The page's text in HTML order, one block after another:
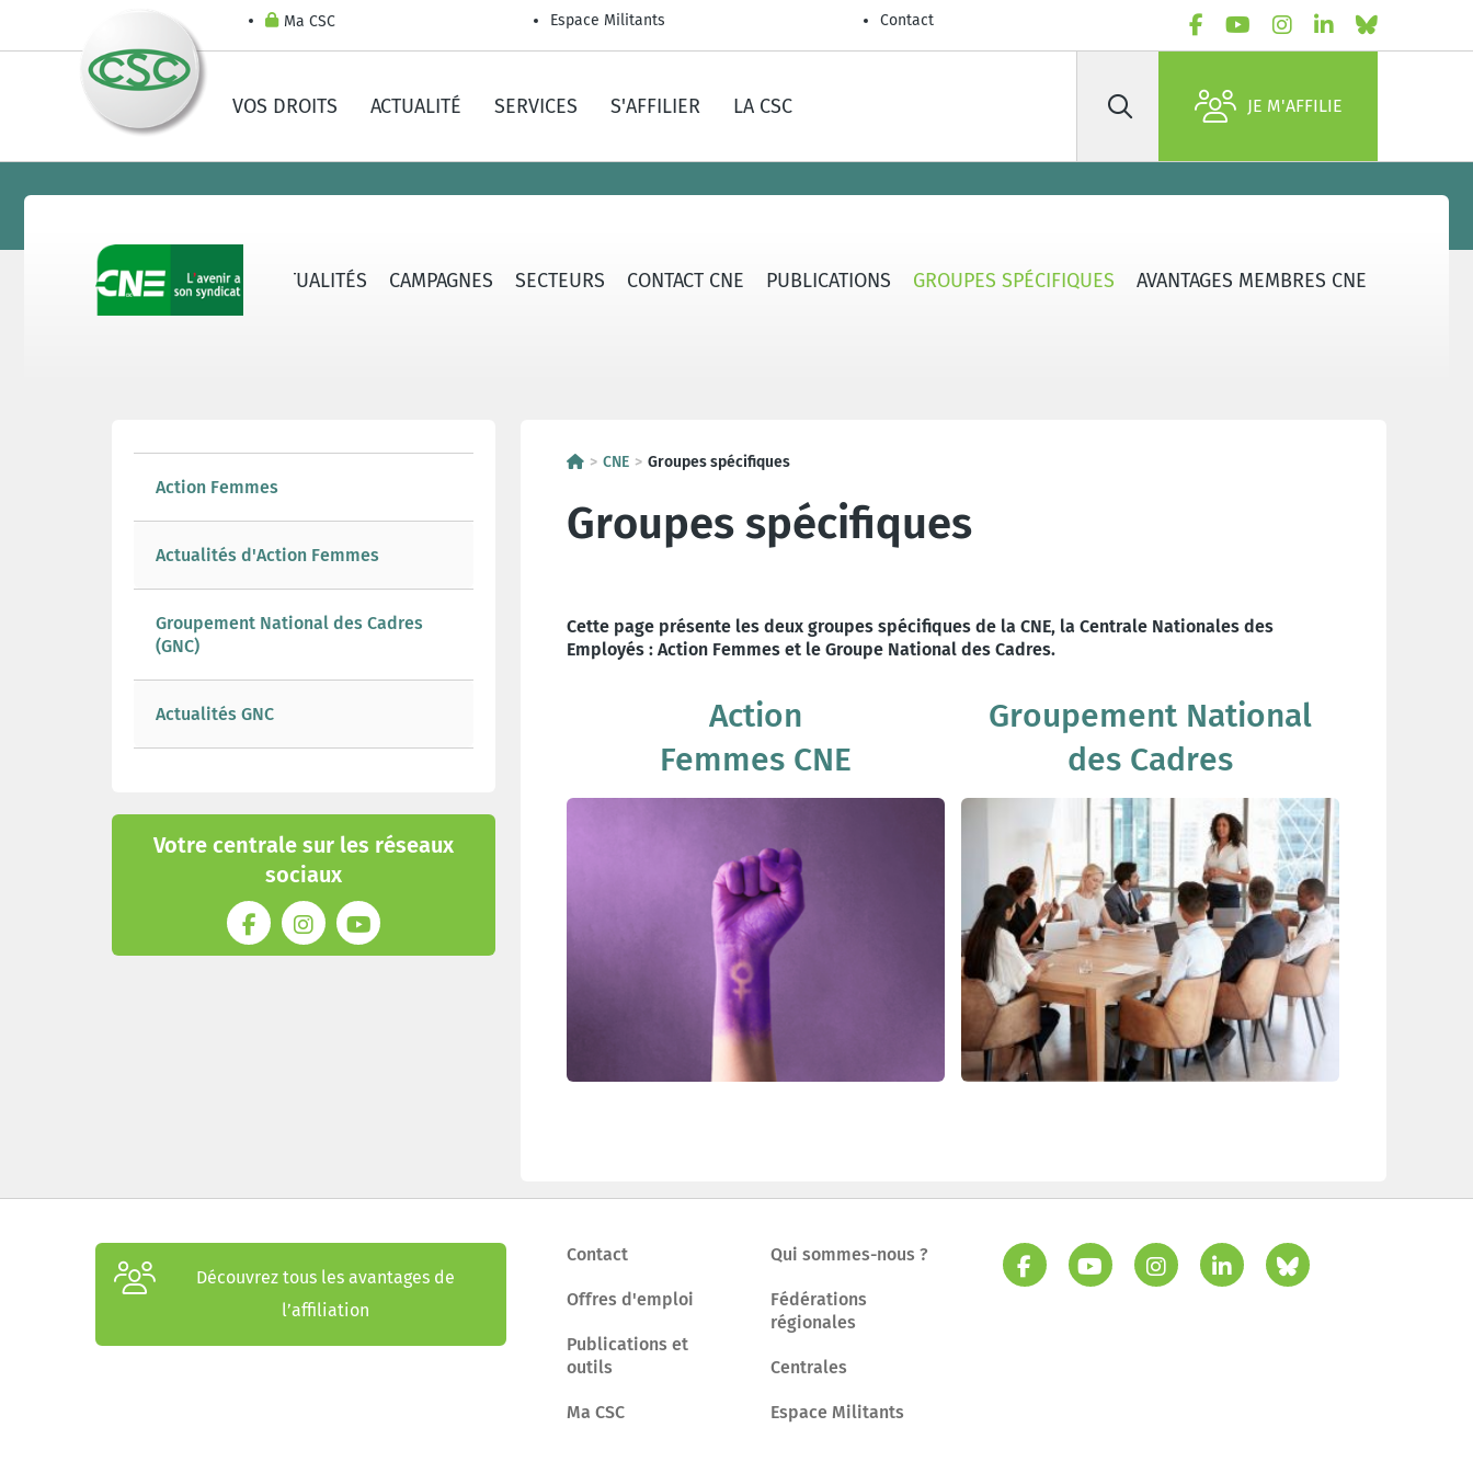
Ma CSC Espace Militants Contact
VOS DROITS ACTUALITÉ SERVICES S'AFFILIER LA CSC Rechercher JE M'AFFILIE
CNE - QUI SOMMES-NOUS ? ACTUALITÉS CAMPAGNES SECTEURS CONTACT CNE PUBLICATIONS GROUPES SPÉCIFIQUES AVANTAGES MEMBRES CNE
Action Femmes
Actualités d'Action Femmes
Groupement National des Cadres
(GNC)
Actualités GNC
Votre centrale sur les réseaux
sociaux
CNE Groupes spécifiques
Groupes spécifiques
Cette page présente les deux groupes spécifiques de la CNE, la Centrale Nationales des
Employés : Action Femmes et le Groupe National des Cadres.
Action
Femmes CNE
Groupement National
des Cadres
Découvrez tous les avantages de
l’affiliation
Contact
Offres d'emploi
Publications et
outils
Ma CSC
Qui sommes-nous ?
Fédérations
régionales
Centrales
Espace Militants